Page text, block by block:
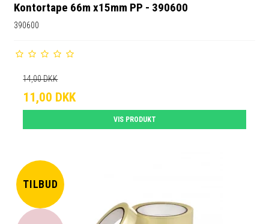
Kontortape 66m x15mm PP - 390600
390600
14,00 DKK
11,00 DKK
VIS PRODUKT
TILBUD